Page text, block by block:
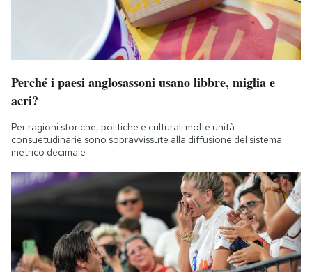
Perché i paesi anglosassoni usano libbre, miglia e
acri?
Per ragioni storiche, politiche e culturali molte unità
consuetudinarie sono sopravvissute alla diffusione del sistema
metrico decimale